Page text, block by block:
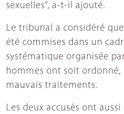
sexuelles", a-t-il ajouté.
Le tribunal a considéré
été commises dans un
systématique organisée
hommes ont soit ordonné,
mauvais traitements.
Les deux accusés ont